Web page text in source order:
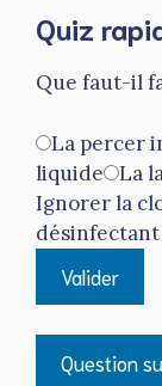
Quiz
Que faut-il
La percer
liquide
La
Ignorer la
désinfectant
Valider
Question